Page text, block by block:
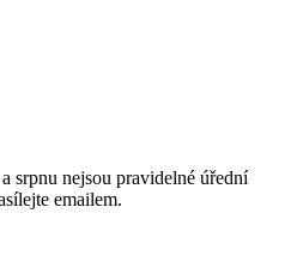
srpnu nejsou pravidelné úřední
emailem.